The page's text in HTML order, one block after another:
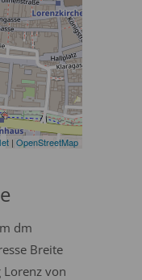
| OpenStreetMap
dm
Breite
von